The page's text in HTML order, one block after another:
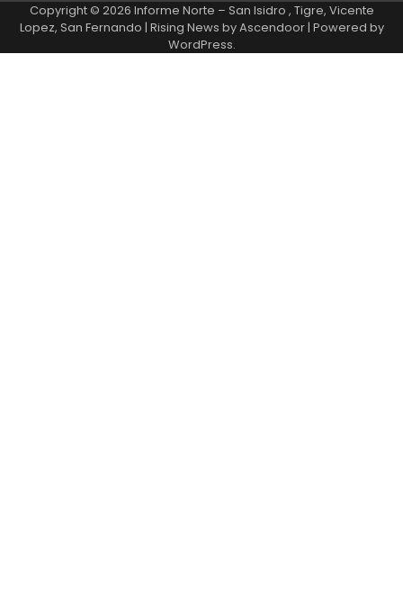
Copyright © 2026 Informe Norte – San Isidro , Tigre, Vicente
Lopez, San Fernando | Rising News byAscendoor| Powered by
WordPress.